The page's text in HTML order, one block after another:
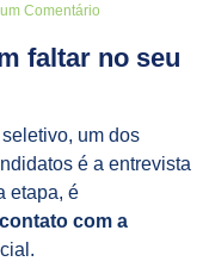
Comentário
faltar no seu
um dos
é a entrevista
etapa, é
com a